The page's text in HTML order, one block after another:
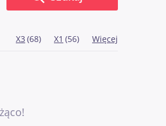
X3 (68) X1 (56) Więcej